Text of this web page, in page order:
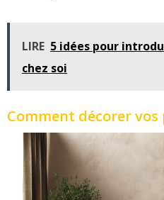
LIRE 5 idées pour
chez soi
Comment décorer vos